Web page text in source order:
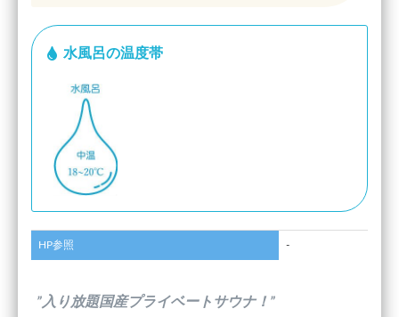
水風呂の温度帯
HP参照 -
”入り放題国産プライベートサウナ！”